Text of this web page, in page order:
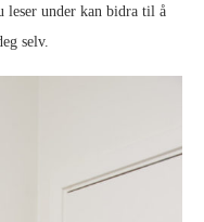
leser under kan bidra til å
selv.